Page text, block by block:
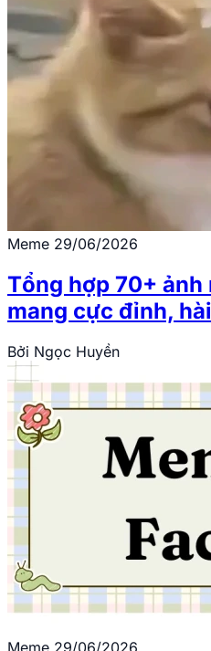
Meme 29/06/2026
Tổng hợp 70+ ảnh
mang cực đỉnh,
Bởi Ngọc Huyền
Meme 29/06/2026